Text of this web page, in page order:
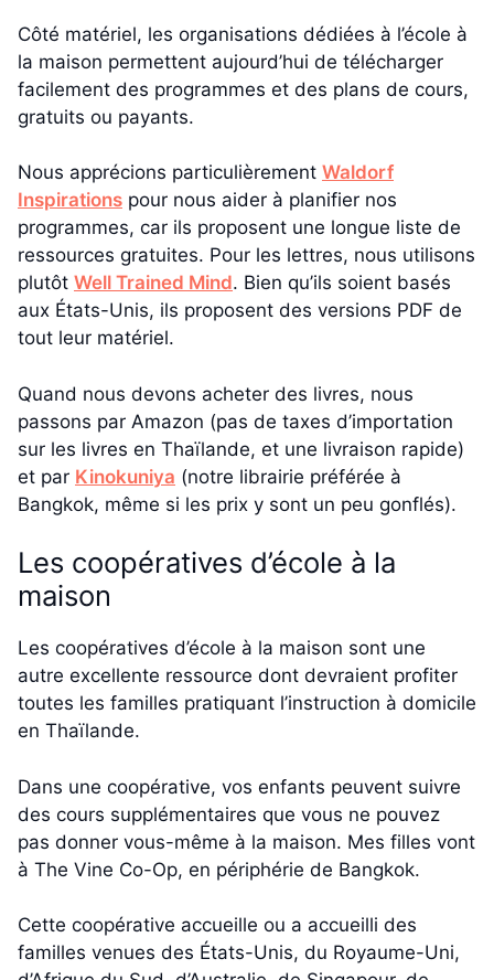
Côté matériel, les organisations dédiées à l’école à
la maison permettent aujourd’hui de télécharger
facilement des programmes et des plans de cours,
gratuits ou payants.
Nous apprécions particulièrement Waldorf
Inspirations pour nous aider à planifier nos
programmes, car ils proposent une longue liste de
ressources gratuites. Pour les lettres, nous utilisons
plutôt Well Trained Mind. Bien qu’ils soient basés
aux États-Unis, ils proposent des versions PDF de
tout leur matériel.
Quand nous devons acheter des livres, nous
passons par Amazon (pas de taxes d’importation
sur les livres en Thaïlande, et une livraison rapide)
et par Kinokuniya (notre librairie préférée à
Bangkok, même si les prix y sont un peu gonflés).
Les coopératives d’école à la
maison
Les coopératives d’école à la maison sont une
autre excellente ressource dont devraient profiter
toutes les familles pratiquant l’instruction à domicile
en Thaïlande.
Dans une coopérative, vos enfants peuvent suivre
des cours supplémentaires que vous ne pouvez
pas donner vous-même à la maison. Mes filles vont
à The Vine Co-Op, en périphérie de Bangkok.
Cette coopérative accueille ou a accueilli des
familles venues des États-Unis, du Royaume-Uni,